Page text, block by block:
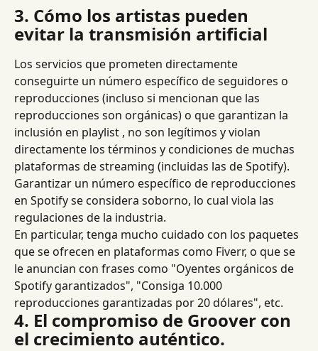
3. Cómo los artistas pueden
evitar la transmisión artificial
Los servicios que prometen directamente
conseguirte un número específico de seguidores o
reproducciones (incluso si mencionan que las
reproducciones son orgánicas) o que garantizan la
inclusión en playlist , no son legítimos y violan
directamente los términos y condiciones de muchas
plataformas de streaming (incluidas las de Spotify).
Garantizar un número específico de reproducciones
en Spotify se considera soborno, lo cual viola las
regulaciones de la industria.
En particular, tenga mucho cuidado con los paquetes
que se ofrecen en plataformas como Fiverr, o que se
le anuncian con frases como "Oyentes orgánicos de
Spotify garantizados", "Consiga 10.000
reproducciones garantizadas por 20 dólares", etc.
4. El compromiso de Groover con
el crecimiento auténtico.